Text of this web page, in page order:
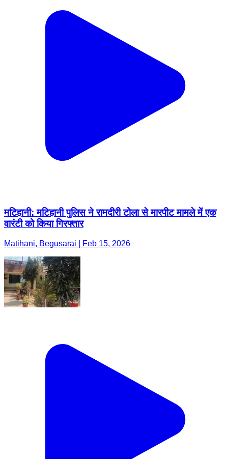
मटिहानी: मटिहानी पुलिस ने रामदीरी टोला से मारपीट मामले में एक
वारंटी को किया गिरफ्तार
Matihani, Begusarai | Feb 15, 2026